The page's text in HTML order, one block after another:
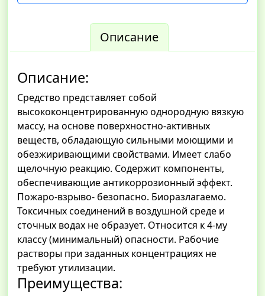
Описание
Описание:
Средство представляет собой
высококонцентрированную однородную вязкую
массу, на основе поверхностно-активных
веществ, обладающую сильными моющими и
обезжиривающими свойствами. Имеет слабо
щелочную реакцию. Содержит компоненты,
обеспечивающие антикоррозионный эффект.
Пожаро-взрыво- безопасно. Биоразлагаемо.
Токсичных соединений в воздушной среде и
сточных водах не образует. Относится к 4-му
классу (минимальный) опасности. Рабочие
растворы при заданных концентрациях не
требуют утилизации.
Преимущества: